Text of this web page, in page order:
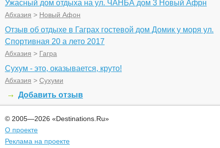
Ужасный дом отдыха на ул. ЧАНБА дом 3 Новый Афрн
Абхазия > Новый Афон
Отзыв об отдыхе в Гаграх гостевой дом Домик у моря ул.
Спортивная 20 а лето 2017
Абхазия > Гагра
Сухум - это, оказывается, круто!
Абхазия > Сухуми
Добавить отзыв
© 2005—2026 «Destinations.Ru»
О проекте
Реклама на проекте